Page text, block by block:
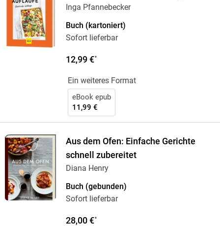
Inga Pfannebecker
Buch (kartoniert)
Sofort lieferbar
12,99 €*
Ein weiteres Format
eBook epub
11,99 €
Aus dem Ofen: Einfache Gerichte
schnell zubereitet
Diana Henry
Buch (gebunden)
Sofort lieferbar
28,00 €*